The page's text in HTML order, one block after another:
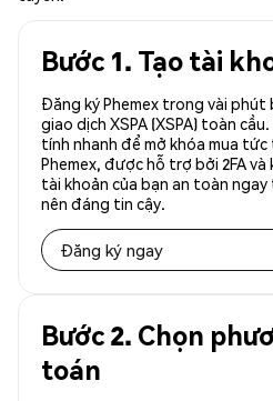
Bước 1. Tạo tài
Đăng ký Phemex trong vài
giao dịch XSPA (XSPA) toàn
tính nhanh để mở khóa mua
Phemex, được hỗ trợ bởi 2FA
tài khoản của bạn an toàn
nên đáng tin cậy.
Đăng ký ngay
Bước 2. Chọn
toán